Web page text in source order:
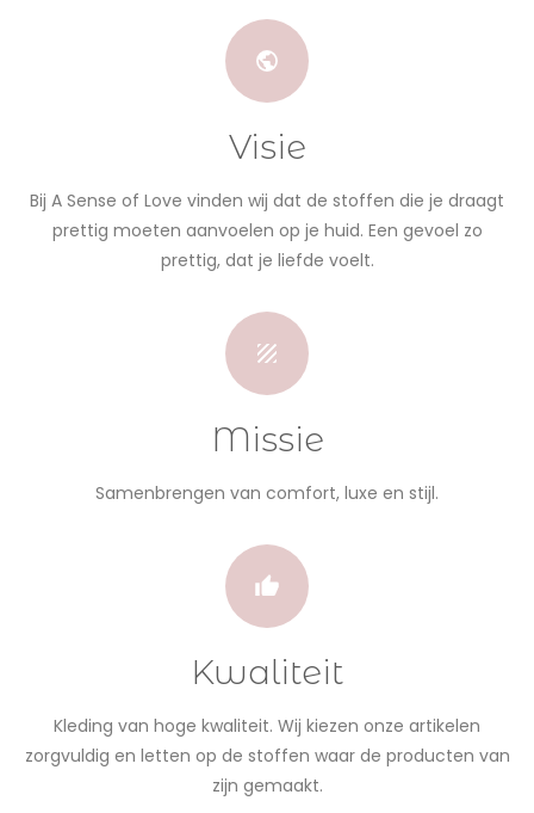
Visie
Bij A Sense of Love vinden wij dat de stoffen die je draagt
prettig moeten aanvoelen op je huid. Een gevoel zo
prettig, dat je liefde voelt.
Missie
Samenbrengen van comfort, luxe en stijl.
Kwaliteit
Kleding van hoge kwaliteit. Wij kiezen onze artikelen
zorgvuldig en letten op de stoffen waar de producten van
zijn gemaakt.